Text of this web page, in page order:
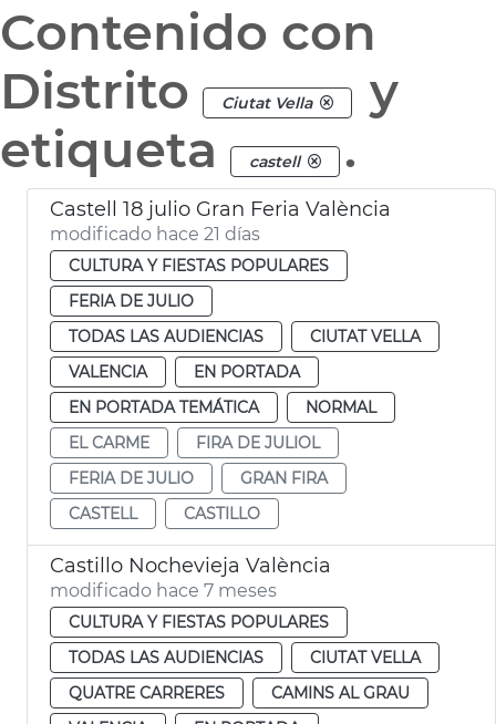
Contenido con
Distrito
Ciutat Vella
y
etiqueta
castell .
Castell 18 julio Gran Feria València
modificado hace 21 días
CULTURA Y FIESTAS POPULARES
FERIA DE JULIO
TODAS LAS AUDIENCIAS
CIUTAT VELLA
VALENCIA
EN PORTADA
EN PORTADA TEMÁTICA
NORMAL
EL CARME
FIRA DE JULIOL
FERIA DE JULIO
GRAN FIRA
CASTELL
CASTILLO
Castillo Nochevieja València
modificado hace 7 meses
CULTURA Y FIESTAS POPULARES
TODAS LAS AUDIENCIAS
CIUTAT VELLA
QUATRE CARRERES
CAMINS AL GRAU